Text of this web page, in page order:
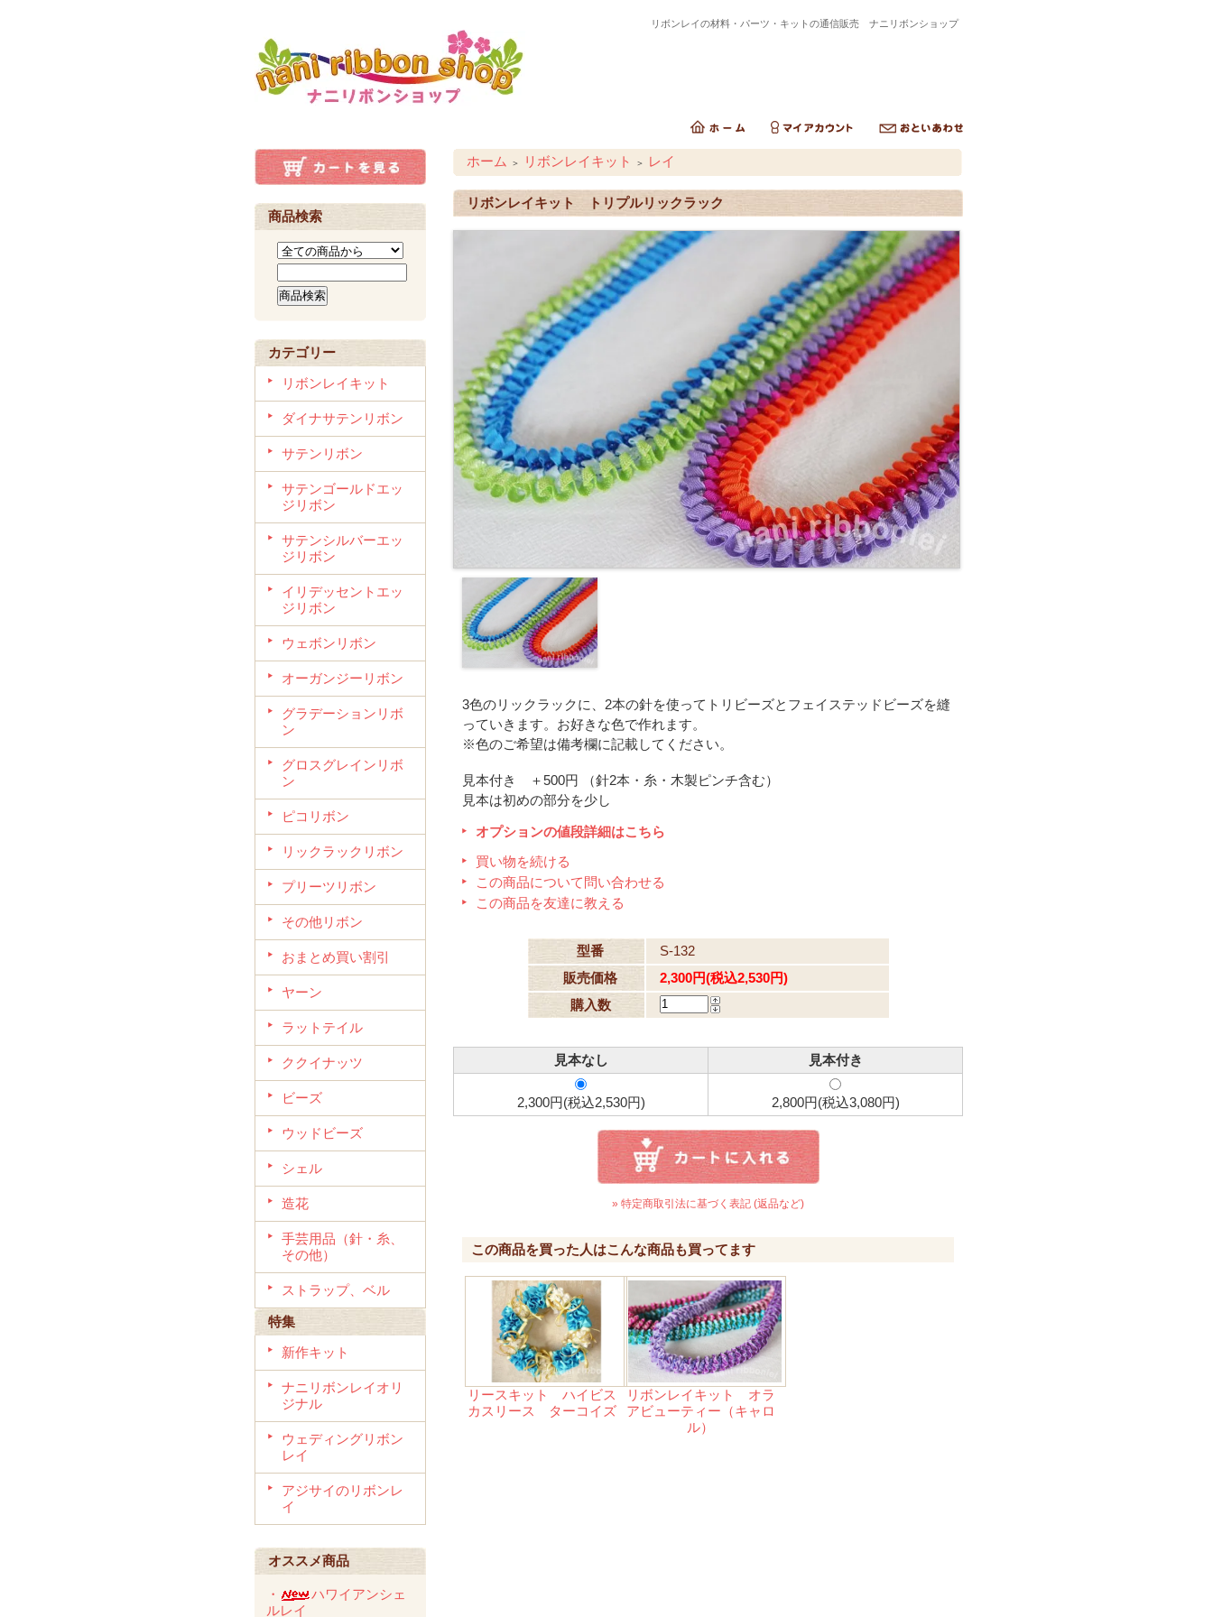
リボンレイの材料・パーツ・キットの通信販売 ナニリボンショップ
商品検索
カテゴリー
リボンレイキット
ダイナサテンリボン
サテンリボン
サテンゴールドエッ
ジリボン
サテンシルバーエッ
ジリボン
イリデッセントエッ
ジリボン
ウェボンリボン
オーガンジーリボン
グラデーションリボ
ン
グロスグレインリボ
ン
ピコリボン
リックラックリボン
プリーツリボン
その他リボン
おまとめ買い割引
ヤーン
ラットテイル
ククイナッツ
ビーズ
ウッドビーズ
シェル
造花
手芸用品（針・糸、
その他）
ストラップ、ベル
特集
新作キット
ナニリボンレイオリ
ジナル
ウェディングリボン
レイ
アジサイのリボンレ
イ
オススメ商品
・
ハワイアンシェ
ルレイ
ホーム ＞ リボンレイキット ＞ レイ
リボンレイキット トリプルリックラック
3色のリックラックに、2本の針を使ってトリビーズとフェイステッドビーズを縫
っていきます。お好きな色で作れます。
※色のご希望は備考欄に記載してください。
見本付き ＋500円 （針2本・糸・木製ピンチ含む）
見本は初めの部分を少し
オプションの値段詳細はこちら
買い物を続ける
この商品について問い合わせる
この商品を友達に教える
型番
S-132
販売価格
2,300円(税込2,530円)
購入数
見本なし 見本付き
2,300円(税込2,530円) 2,800円(税込3,080円)
» 特定商取引法に基づく表記 (返品など)
この商品を買った人はこんな商品も買ってます
リースキット ハイビス
カスリース ターコイズ
リボンレイキット オラ
アビューティー（キャロ
ル）